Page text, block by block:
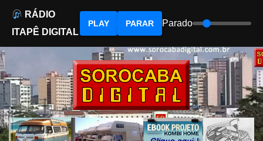
to
content
RÁDIO
ITAPÊ DIGITAL
PLAY PARAR Parado